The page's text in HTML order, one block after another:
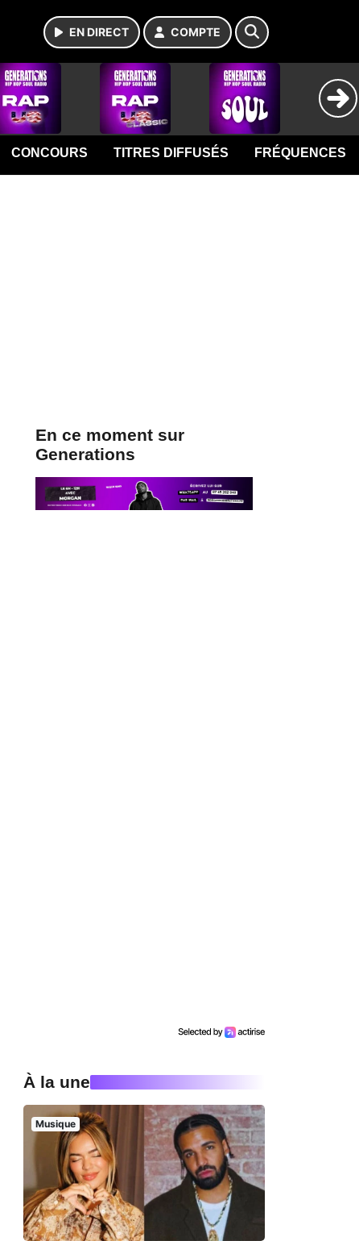
EN DIRECT COMPTE
CONCOURS TITRES DIFFUSÉS FRÉQUENCES
En ce moment sur
Generations
À la une
Musique